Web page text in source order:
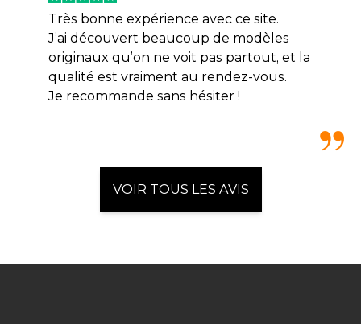
Très bonne expérience avec ce site.
J’ai découvert beaucoup de modèles
originaux qu’on ne voit pas partout, et la
qualité est vraiment au rendez-vous.
Je recommande sans hésiter !
VOIR TOUS LES AVIS